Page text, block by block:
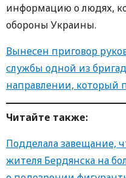
информацию о людях,
обороны Украины.
Вынесен приговор
службы одной из
направлении, который
Читайте также:
Подделала завещание,
жителя Бердянска на